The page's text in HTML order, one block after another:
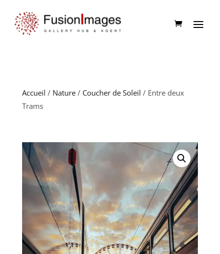
Accueil / Nature/ Coucher de Soleil / Entre deux
Trams